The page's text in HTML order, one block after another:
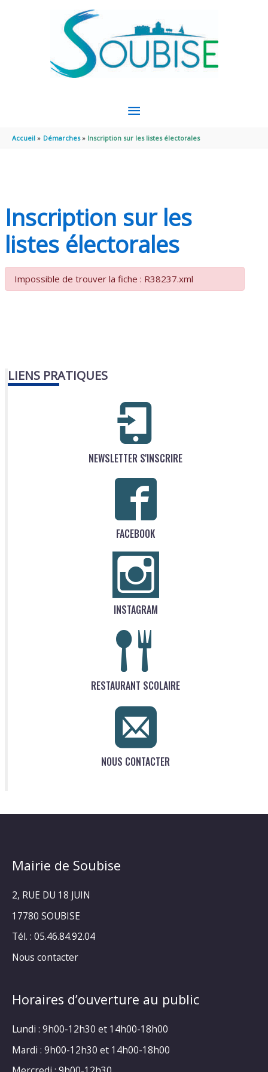
MENU
PRINCIPAL
Accueil Démarches Inscription sur les listes électorales
Inscription sur les
listes électorales
Impossible de trouver la fiche : R38237.xml
LIENS PRATIQUES
NEWSLETTER S'INSCRIRE
FACEBOOK
INSTAGRAM
RESTAURANT SCOLAIRE
NOUS CONTACTER
Mairie de Soubise
2, RUE DU 18 JUIN
17780 SOUBISE
Tél. : 05.46.84.92.04
Nous contacter
Horaires d’ouverture au public
Lundi : 9h00-12h30 et 14h00-18h00
Mardi : 9h00-12h30 et 14h00-18h00